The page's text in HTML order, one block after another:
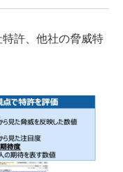
許、他社の脅威特